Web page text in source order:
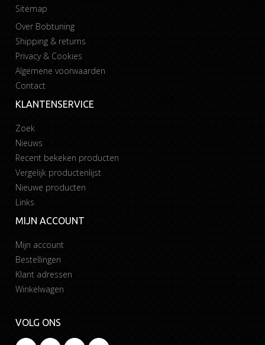
Sitemap
Over Bobtuning
Shipping & returns
Privacy & Cookies
Algemene voorwaarden
Contact
KLANTENSERVICE
Zoek
Nieuws
Recent bekeken producten
Vergelijk productenlijst
Nieuwe producten
Links
MIJN ACCOUNT
Mijn account
Bestellingen
Klant adressen
Winkelwagen
VOLG ONS